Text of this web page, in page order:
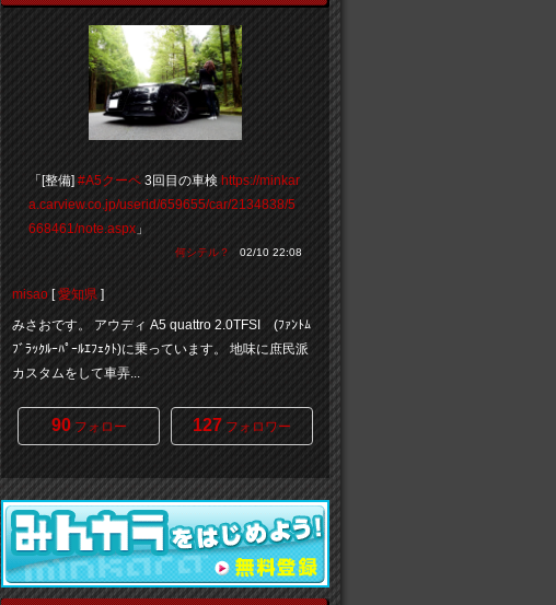
「[整備] #A5クーペ 3回目の車検 https://minkar
a.carview.co.jp/userid/659655/car/2134838/5
668461/note.aspx 」
何シテル？ 02/10 22:08
misao [愛知県 ]
みさおです。 アウディ A5 quattro 2.0TFSI (ﾌｧﾝﾄﾑ
ﾌﾞﾗｯｸﾙｰﾊﾟｰﾙｴﾌｪｸﾄ)に乗っています。 地味に庶民派
カスタムをして車弄...
90フォロー 127 フォロワー